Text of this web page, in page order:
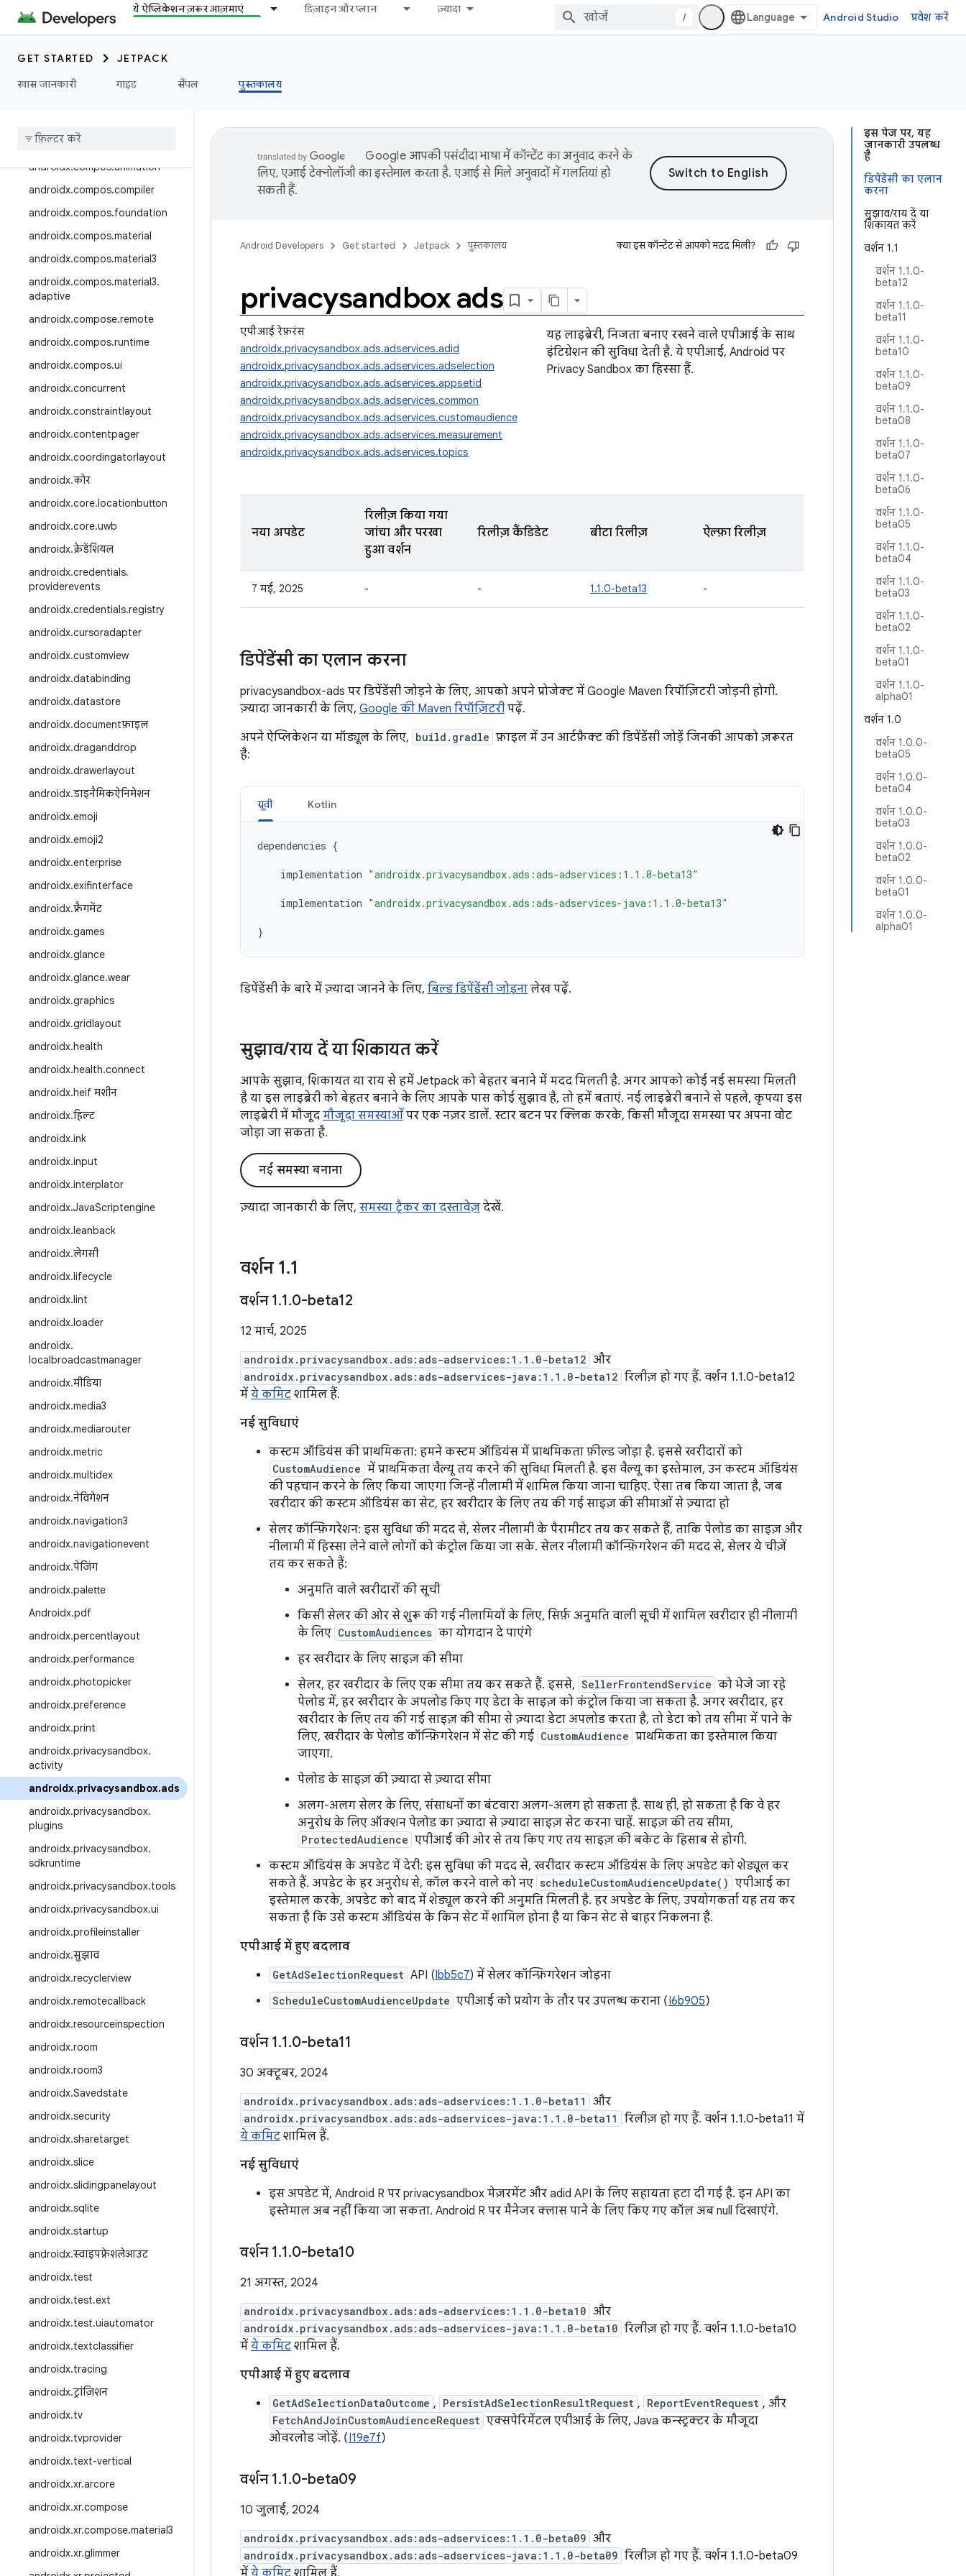
ये ऐप्लिकेशन ज़रूर आज़माएं डिज़ाइन और प्लान ज़्यादा
/ Android Studio प्रवेश करें
GET STARTED
JETPACK
खास जानकारी
गाइड सैंपल पुस्तकालय
androidx.camera.media3
androidx.camera.viewfinder
androidx.car
androidx.compos
androidx.compos.animation
androidx.compos.compiler
androidx.compos.foundation
androidx.compos.material
androidx.compos.material3
androidx.compos.material3.
adaptive
androidx.compose.remote
androidx.compos.runtime
androidx.compos.ui
androidx.concurrent
androidx.constraintlayout
androidx.contentpager
androidx.coordingatorlayout
androidx.कोर
androidx.core.locationbutton
androidx.core.uwb
androidx.क्रेडेंशियल
androidx.credentials.
providerevents
androidx.credentials.registry
androidx.cursoradapter
androidx.customview
androidx.databinding
androidx.datastore
androidx.documentफ़ाइल
androidx.draganddrop
androidx.drawerlayout
androidx.डाइनैमिकऐनिमेशन
androidx.emoji
androidx.emoji2
androidx.enterprise
androidx.exifinterface
androidx.फ़्रैगमेंट
androidx.games
androidx.glance
androidx.glance.wear
androidx.graphics
androidx.gridlayout
androidx.health
androidx.health.connect
androidx.heif मशीन
androidx.हिल्ट
androidx.ink
androidx.input
androidx.interplator
androidx.JavaScriptengine
androidx.leanback
androidx.लेगसी
androidx.lifecycle
androidx.lint
androidx.loader
androidx.
localbroadcastmanager
androidx.मीडिया
androidx.media3
androidx.mediarouter
androidx.metric
androidx.multidex
androidx.नेविगेशन
androidx.navigation3
androidx.navigationevent
androidx.पेजिंग
androidx.palette
Androidx.pdf
androidx.percentlayout
androidx.performance
androidx.photopicker
androidx.preference
androidx.print
androidx.privacysandbox.
activity
androidx.privacysandbox.ads
androidx.privacysandbox.
plugins
androidx.privacysandbox.
sdkruntime
androidx.privacysandbox.tools
androidx.privacysandbox.ui
androidx.profileinstaller
androidx.सुझाव
androidx.recyclerview
androidx.remotecallback
androidx.resourceinspection
androidx.room
androidx.room3
androidx.Savedstate
androidx.security
androidx.sharetarget
androidx.slice
androidx.slidingpanelayout
androidx.sqlite
androidx.startup
androidx.स्वाइपफ़्रेशलेआउट
androidx.test
androidx.test.ext
androidx.test.uiautomator
androidx.textclassifier
androidx.tracing
androidx.ट्रांज़िशन
androidx.tv
androidx.tvprovider
androidx.text-vertical
androidx.xr.arcore
androidx.xr.compose
androidx.xr.compose.material3
androidx.xr.glimmer
इस पेज पर, यह
जानकारी उपलब्ध
है
डिपेंडेंसी का एलान
करना
सुझाव/राय दें या
शिकायत करें
वर्शन 1.1
वर्शन 1.1.0-
beta12
वर्शन 1.1.0-
beta11
वर्शन 1.1.0-
beta10
वर्शन 1.1.0-
beta09
वर्शन 1.1.0-
beta08
वर्शन 1.1.0-
beta07
वर्शन 1.1.0-
beta06
वर्शन 1.1.0-
beta05
वर्शन 1.1.0-
beta04
वर्शन 1.1.0-
beta03
वर्शन 1.1.0-
beta02
वर्शन 1.1.0-
beta01
वर्शन 1.1.0-
alpha01
वर्शन 1.0
वर्शन 1.0.0-
beta05
वर्शन 1.0.0-
beta04
वर्शन 1.0.0-
beta03
वर्शन 1.0.0-
beta02
वर्शन 1.0.0-
beta01
वर्शन 1.0.0-
alpha01
Google आपकी पसंदीदा भाषा में कॉन्टेंट का अनुवाद करने के
लिए, एआई टेक्नोलॉजी का इस्तेमाल करता है. एआई से मिले अनुवादों में गलतियां हो
सकती हैं.
Android Developers Get started Jetpack पुस्तकालय क्या इस कॉन्टेंट से आपको मदद मिली?
privacysandbox ads
एपीआई रेफ़रंस
androidx.privacysandbox.ads.adservices.adid
androidx.privacysandbox.ads.adservices.adselection
androidx.privacysandbox.ads.adservices.appsetid
androidx.privacysandbox.ads.adservices.common
androidx.privacysandbox.ads.adservices.customaudience
androidx.privacysandbox.ads.adservices.measurement
androidx.privacysandbox.ads.adservices.topics
यह लाइब्रेरी, निजता बनाए रखने वाले एपीआई के साथ
इंटिग्रेशन की सुविधा देती है. ये एपीआई, Android पर
Privacy Sandbox का हिस्सा हैं.
नया अपडेट
रिलीज़ किया गया
जांचा और परखा
हुआ वर्शन
रिलीज़ कैंडिडेट बीटा रिलीज़ ऐल्फ़ा रिलीज़
7 मई, 2025 - - 1.1.0-beta13 -
डिपेंडेंसी का एलान करना
privacysandbox-ads पर डिपेंडेंसी जोड़ने के लिए, आपको अपने प्रोजेक्ट में Google Maven रिपॉज़िटरी जोड़नी होगी.
ज़्यादा जानकारी के लिए, Google की Maven रिपॉज़िटरी पढ़ें.
अपने ऐप्लिकेशन या मॉड्यूल के लिए, build.gradle फ़ाइल में उन आर्टफ़ैक्ट की डिपेंडेंसी जोड़ें जिनकी आपको ज़रूरत
है:
ग्रूवी Kotlin
dependencies {
implementation "androidx.privacysandbox.ads:ads-adservices:1.1.0-beta13"
implementation "androidx.privacysandbox.ads:ads-adservices-java:1.1.0-beta13"
}
डिपेंडेंसी के बारे में ज़्यादा जानने के लिए, बिल्ड डिपेंडेंसी जोड़ना लेख पढ़ें.
सुझाव/राय दें या शिकायत करें
आपके सुझाव, शिकायत या राय से हमें Jetpack को बेहतर बनाने में मदद मिलती है. अगर आपको कोई नई समस्या मिलती
है या इस लाइब्रेरी को बेहतर बनाने के लिए आपके पास कोई सुझाव है, तो हमें बताएं. नई लाइब्रेरी बनाने से पहले, कृपया इस
लाइब्रेरी में मौजूद मौजूदा समस्याओं पर एक नज़र डालें. स्टार बटन पर क्लिक करके, किसी मौजूदा समस्या पर अपना वोट
जोड़ा जा सकता है.
नई समस्या बनाना
ज़्यादा जानकारी के लिए, समस्या ट्रैकर का दस्तावेज़ देखें.
वर्शन 1.1
वर्शन 1.1.0-beta12
12 मार्च, 2025
androidx.privacysandbox.ads:ads-adservices:1.1.0-beta12 और
androidx.privacysandbox.ads:ads-adservices-java:1.1.0-beta12 रिलीज़ हो गए हैं. वर्शन 1.1.0-beta12
में ये कमिट शामिल हैं.
नई सुविधाएं
कस्टम ऑडियंस की प्राथमिकता: हमने कस्टम ऑडियंस में प्राथमिकता फ़ील्ड जोड़ा है. इससे खरीदारों को
CustomAudience में प्राथमिकता वैल्यू तय करने की सुविधा मिलती है. इस वैल्यू का इस्तेमाल, उन कस्टम ऑडियंस
की पहचान करने के लिए किया जाएगा जिन्हें नीलामी में शामिल किया जाना चाहिए. ऐसा तब किया जाता है, जब
खरीदार की कस्टम ऑडियंस का सेट, हर खरीदार के लिए तय की गई साइज़ की सीमाओं से ज़्यादा हो
सेलर कॉन्फ़िगरेशन: इस सुविधा की मदद से, सेलर नीलामी के पैरामीटर तय कर सकते हैं, ताकि पेलोड का साइज़ और
नीलामी में हिस्सा लेने वाले लोगों को कंट्रोल किया जा सके. सेलर नीलामी कॉन्फ़िगरेशन की मदद से, सेलर ये चीज़ें
तय कर सकते हैं:
अनुमति वाले खरीदारों की सूची
किसी सेलर की ओर से शुरू की गई नीलामियों के लिए, सिर्फ़ अनुमति वाली सूची में शामिल खरीदार ही नीलामी
के लिए CustomAudiences का योगदान दे पाएंगे
हर खरीदार के लिए साइज़ की सीमा
सेलर, हर खरीदार के लिए एक सीमा तय कर सकते हैं. इससे, SellerFrontendService को भेजे जा रहे
पेलोड में, हर खरीदार के अपलोड किए गए डेटा के साइज़ को कंट्रोल किया जा सकता है. अगर खरीदार, हर
खरीदार के लिए तय की गई साइज़ की सीमा से ज़्यादा डेटा अपलोड करता है, तो डेटा को तय सीमा में पाने के
लिए, खरीदार के पेलोड कॉन्फ़िगरेशन में सेट की गई CustomAudience प्राथमिकता का इस्तेमाल किया
जाएगा.
पेलोड के साइज़ की ज़्यादा से ज़्यादा सीमा
अलग-अलग सेलर के लिए, संसाधनों का बंटवारा अलग-अलग हो सकता है. साथ ही, हो सकता है कि वे हर
अनुरोध के लिए ऑक्शन पेलोड का ज़्यादा से ज़्यादा साइज़ सेट करना चाहें. साइज़ की तय सीमा,
ProtectedAudience एपीआई की ओर से तय किए गए तय साइज़ की बकेट के हिसाब से होगी.
कस्टम ऑडियंस के अपडेट में देरी: इस सुविधा की मदद से, खरीदार कस्टम ऑडियंस के लिए अपडेट को शेड्यूल कर
सकते हैं. अपडेट के हर अनुरोध से, कॉल करने वाले को नए scheduleCustomAudienceUpdate() एपीआई का
इस्तेमाल करके, अपडेट को बाद में शेड्यूल करने की अनुमति मिलती है. हर अपडेट के लिए, उपयोगकर्ता यह तय कर
सकता है कि उसे कस्टम ऑडियंस के किन सेट में शामिल होना है या किन सेट से बाहर निकलना है.
एपीआई में हुए बदलाव
GetAdSelectionRequest API (Ibb5c7) में सेलर कॉन्फ़िगरेशन जोड़ना
ScheduleCustomAudienceUpdate एपीआई को प्रयोग के तौर पर उपलब्ध कराना (I6b905)
वर्शन 1.1.0-beta11
30 अक्टूबर, 2024
androidx.privacysandbox.ads:ads-adservices:1.1.0-beta11 और
androidx.privacysandbox.ads:ads-adservices-java:1.1.0-beta11
रिलीज़ हो गए हैं. वर्शन 1.1.0-beta11 में
ये कमिट शामिल हैं.
नई सुविधाएं
इस अपडेट में, Android R पर privacysandbox मेज़रमेंट और adid API के लिए सहायता हटा दी गई है. इन API का
इस्तेमाल अब नहीं किया जा सकता. Android R पर मैनेजर क्लास पाने के लिए किए गए कॉल अब null दिखाएंगे.
वर्शन 1.1.0-beta10
21 अगस्त, 2024
androidx.privacysandbox.ads:ads-adservices:1.1.0-beta10 और
androidx.privacysandbox.ads:ads-adservices-java:1.1.0-beta10 रिलीज़ हो गए हैं. वर्शन 1.1.0-beta10
में ये कमिट शामिल हैं.
एपीआई में हुए बदलाव
GetAdSelectionDataOutcome , PersistAdSelectionResultRequest , ReportEventRequest , और
FetchAndJoinCustomAudienceRequest एक्सपेरिमेंटल एपीआई के लिए, Java कन्स्ट्रक्टर के मौजूदा
ओवरलोड जोड़ें. (I19e7f)
वर्शन 1.1.0-beta09
10 जुलाई, 2024
androidx.privacysandbox.ads:ads-adservices:1.1.0-beta09 और
androidx.privacysandbox.ads:ads-adservices-java:1.1.0-beta09 रिलीज़ हो गए हैं. वर्शन 1.1.0-beta09
में ये कमिट शामिल हैं.